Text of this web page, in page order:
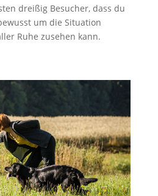
dreißig Besucher, dass du
um die Situation
Ruhe zusehen kann.